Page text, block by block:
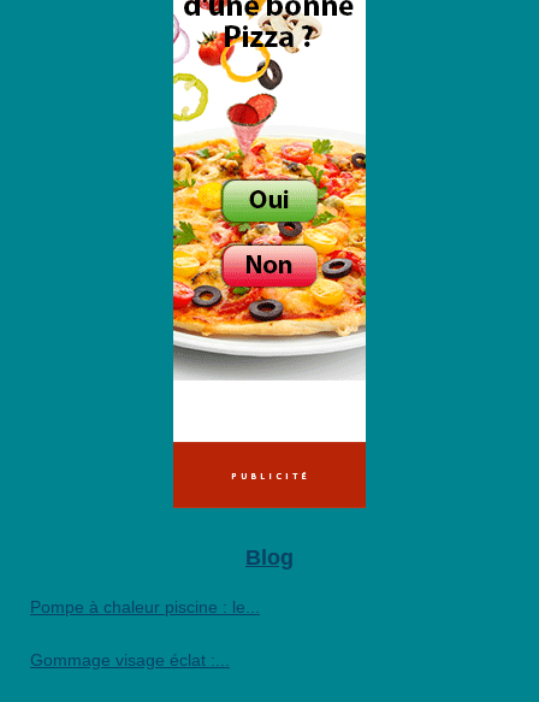
Blog
Pompe à chaleur piscine : le...
Gommage visage éclat :...